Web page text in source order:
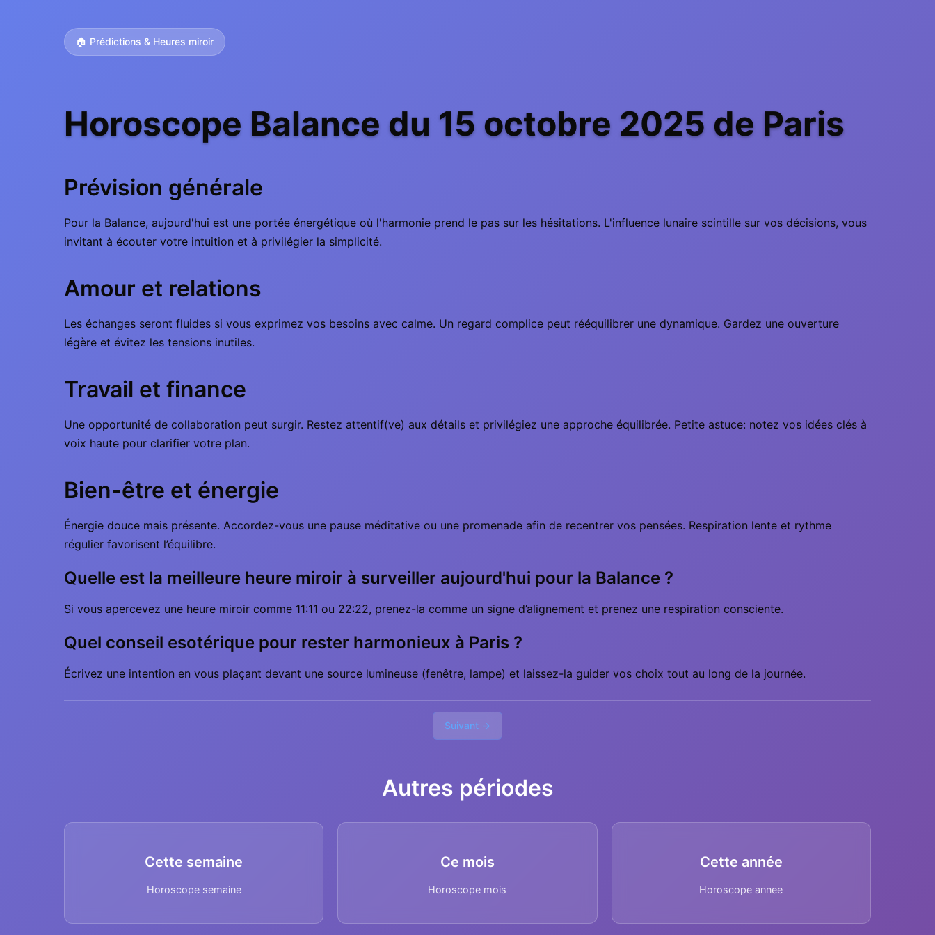
🏠 Prédictions & Heures miroir
Horoscope Balance du 15 octobre 2025 de Paris
Prévision générale
Pour la Balance, aujourd'hui est une portée énergétique où l'harmonie prend le pas sur les hésitations. L'influence lunaire scintille sur vos décisions, vous
invitant à écouter votre intuition et à privilégier la simplicité.
Amour et relations
Les échanges seront fluides si vous exprimez vos besoins avec calme. Un regard complice peut rééquilibrer une dynamique. Gardez une ouverture
légère et évitez les tensions inutiles.
Travail et finance
Une opportunité de collaboration peut surgir. Restez attentif(ve) aux détails et privilégiez une approche équilibrée. Petite astuce: notez vos idées clés à
voix haute pour clarifier votre plan.
Bien-être et énergie
Énergie douce mais présente. Accordez-vous une pause méditative ou une promenade afin de recentrer vos pensées. Respiration lente et rythme
régulier favorisent l’équilibre.
Quelle est la meilleure heure miroir à surveiller aujourd'hui pour la Balance ?
Si vous apercevez une heure miroir comme 11:11 ou 22:22, prenez-la comme un signe d’alignement et prenez une respiration consciente.
Quel conseil esotérique pour rester harmonieux à Paris ?
Écrivez une intention en vous plaçant devant une source lumineuse (fenêtre, lampe) et laissez-la guider vos choix tout au long de la journée.
Suivant →
Autres périodes
Cette semaine
Horoscope semaine
Ce mois
Horoscope mois
Cette année
Horoscope annee